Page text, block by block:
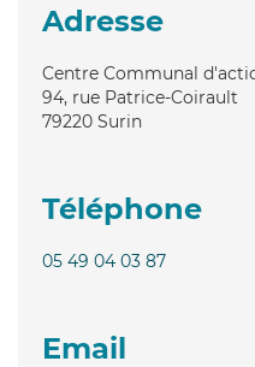
Adresse
Centre Communal
94, rue Patrice-Coirault
79220 Surin
Téléphone
05 49 04 03 87
Email